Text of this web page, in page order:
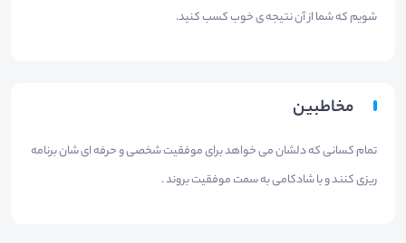
شویم که شما از آن نتیجه ی خوب کسب کنید.
مخاطبین
تمام کسانی که دلشان می خواهد برای موفقیت شخصی و حرفه ای شان برنامه
ریزی کنند و با شادکامی به سمت موفقیت بروند .